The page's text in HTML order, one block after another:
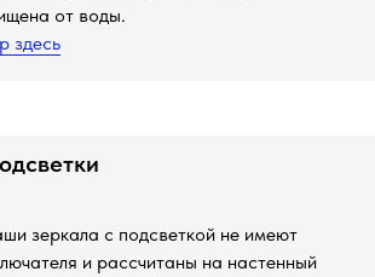
от воды.
здесь
зеркала с подсветкой не имеют
и рассчитаны на настенный